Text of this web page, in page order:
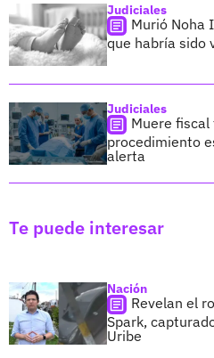
Judiciales
Murió Noha
que habría sido
Judiciales
Muere
procedimiento
alerta
Te puede interesar
Nación
Revelan el
Spark,
Uribe